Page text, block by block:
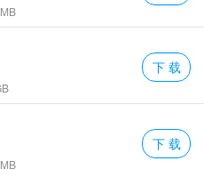
当时的心情真是既惊喜又无奈，
吃的冰淇淋一样复杂。
喜欢搞怪，比如说这个看起来很
下 载
下 载